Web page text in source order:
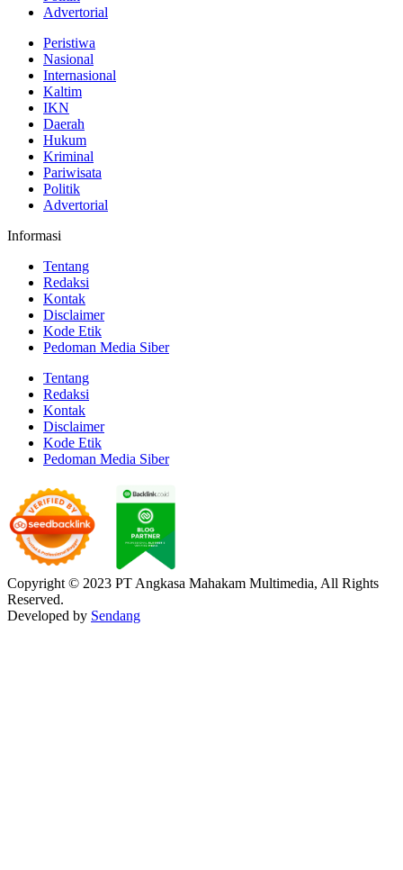
Advertorial
Peristiwa
Nasional
Internasional
Kaltim
IKN
Daerah
Hukum
Kriminal
Pariwisata
Politik
Advertorial
Informasi
Tentang
Redaksi
Kontak
Disclaimer
Kode Etik
Pedoman Media Siber
Tentang
Redaksi
Kontak
Disclaimer
Kode Etik
Pedoman Media Siber
Copyright © 2023 PT Angkasa Mahakam Multimedia, All Rights
Reserved.
Developed by Sendang